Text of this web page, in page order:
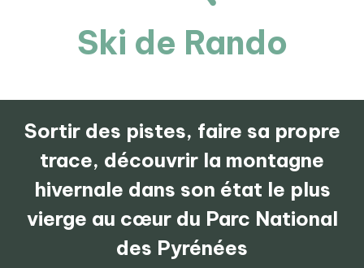
Ski de Rando
Sortir des pistes, faire sa propre
trace, découvrir la montagne
hivernale dans son état le plus
vierge au cœur du Parc National
des Pyrénées